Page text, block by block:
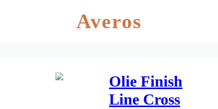
Averos
Olie Finish
Line Cross